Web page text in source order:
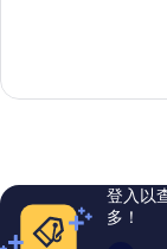
棒
評
論
登入以
多！